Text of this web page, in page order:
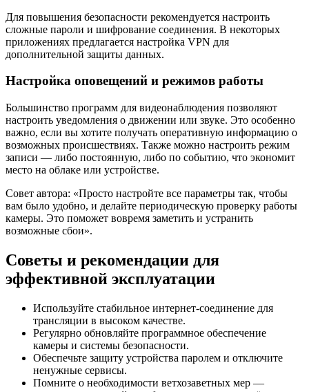
Для повышения безопасности рекомендуется настроить
сложные пароли и шифрование соединения. В некоторых
приложениях предлагается настройка VPN для
дополнительной защиты данных.
Настройка оповещений и режимов работы
Большинство программ для видеонаблюдения позволяют
настроить уведомления о движении или звуке. Это особенно
важно, если вы хотите получать оперативную информацию о
возможных происшествиях. Также можно настроить режим
записи — либо постоянную, либо по событию, что экономит
место на облаке или устройстве.
Совет автора: «Просто настройте все параметры так, чтобы
вам было удобно, и делайте периодическую проверку работы
камеры. Это поможет вовремя заметить и устранить
возможные сбои».
Советы и рекомендации для
эффективной эксплуатации
Используйте стабильное интернет-соединение для
трансляции в высоком качестве.
Регулярно обновляйте программное обеспечение
камеры и системы безопасности.
Обеспечьте защиту устройства паролем и отключите
ненужные сервисы.
Помните о необходимости ветхозаветных мер —